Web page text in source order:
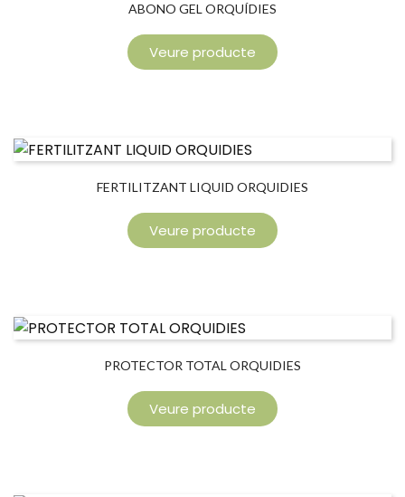
ABONO GEL ORQUÍDIES
Veure producte
FERTILITZANT LIQUID ORQUIDIES
Veure producte
PROTECTOR TOTAL ORQUIDIES
Veure producte